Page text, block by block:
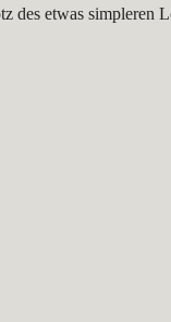
des etwas simpleren